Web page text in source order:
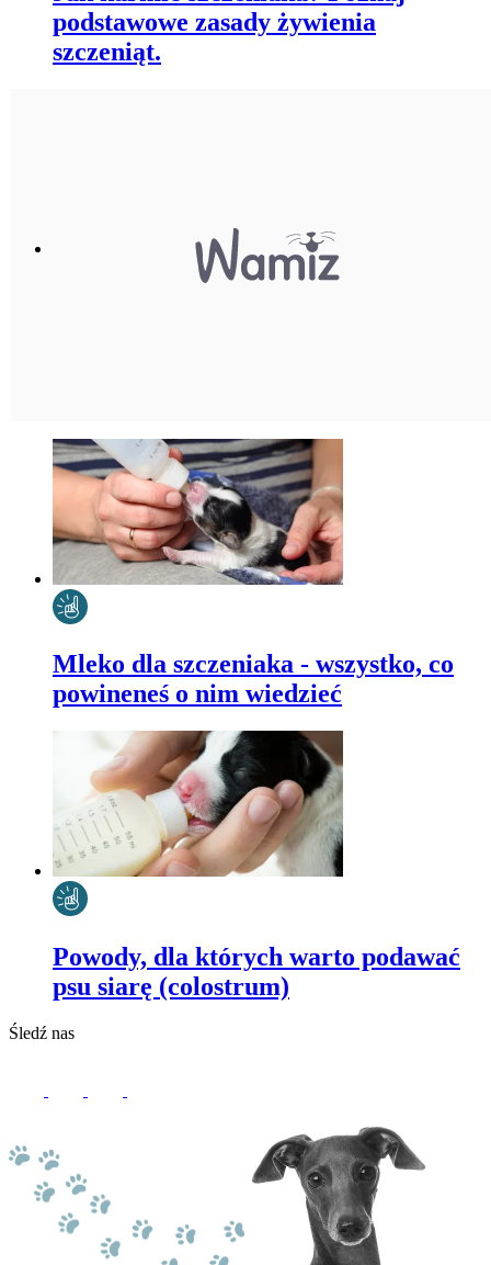
podstawowe zasady żywienia
szczeniąt.
Mleko dla szczeniaka - wszystko, co
powineneś o nim wiedzieć
Powody, dla których warto podawać
psu siarę (colostrum)
Śledź nas